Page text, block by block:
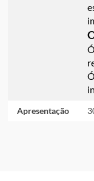
Apresentação